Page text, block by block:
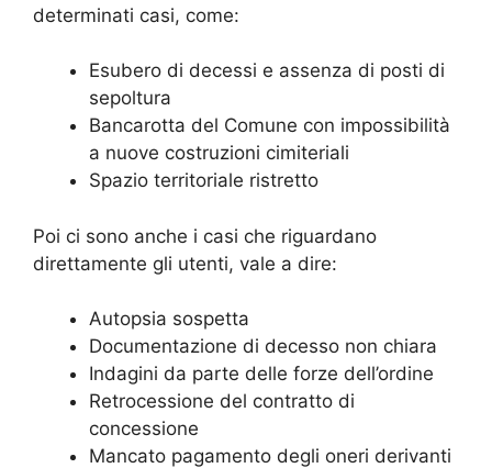
determinati casi, come:
Esubero di decessi e assenza di posti di
sepoltura
Bancarotta del Comune con impossibilità
a nuove costruzioni cimiteriali
Spazio territoriale ristretto
Poi ci sono anche i casi che riguardano
direttamente gli utenti, vale a dire:
Autopsia sospetta
Documentazione di decesso non chiara
Indagini da parte delle forze dell’ordine
Retrocessione del contratto di
concessione
Mancato pagamento degli oneri derivanti